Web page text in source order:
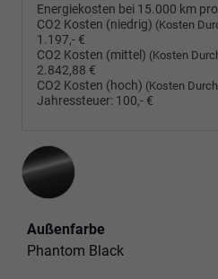
Energiekosten bei 15.000 km
CO2 Kosten (niedrig) (Kosten
1.197,- €
CO2 Kosten (mittel) (Kosten
2.842,88 €
CO2 Kosten (hoch) (Kosten
Jahressteuer: 100,- €
Außenfarbe
Phantom Black